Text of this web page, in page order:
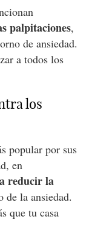
palpitaciones,
de ansiedad.
a todos los
los
popular por sus
en
reducir la
la ansiedad.
que tu casa